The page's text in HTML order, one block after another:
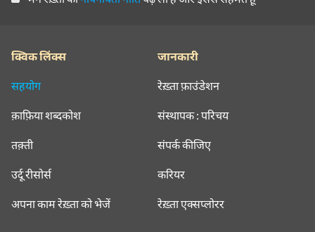
क्विक लिंक्स
सहयोग
क़ाफ़िया शब्दकोश
तक़्ती
उर्दू रीसोर्स
अपना काम रेख़्ता को भेजें
जानकारी
रेख़्ता फ़ाउंडेशन
संस्थापक : परिचय
संपर्क कीजिए
करियर
रेख़्ता एक्सप्लोरर